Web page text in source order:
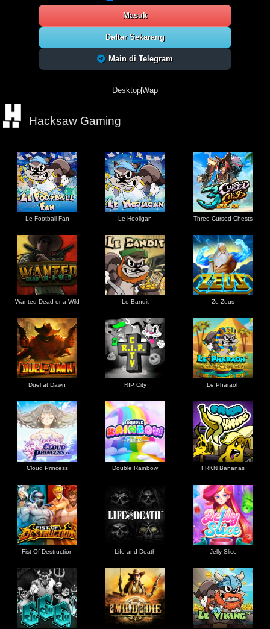
Masuk
Daftar Sekarang
Main di Telegram
DesktopWap
Hacksaw Gaming
Le Football Fan Le Hooligan Three Cursed Chests
Wanted Dead or a Wild Le Bandit Ze Zeus
Duel at Dawn RIP City Le Pharaoh
Cloud Princess Double Rainbow FRKN Bananas
Fist Of Destruction Life and Death Jelly Slice